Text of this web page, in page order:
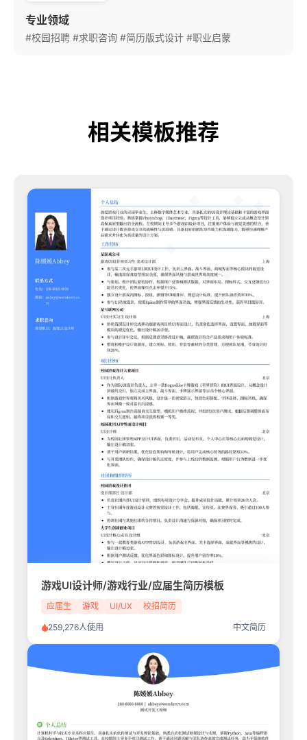
专业领域
#校园招聘 #求职咨询 #简历版式设计 #职业启蒙
相关模板推荐
游戏UI设计师/游戏行业/应届生简历模板
应届生 游戏 UI/UX 校招简历
259,276人使用 中文简历